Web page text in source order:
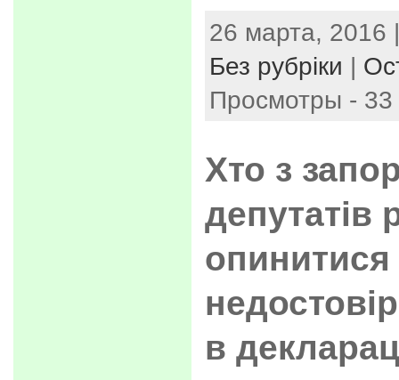
26 марта, 2016
Без рубріки |
Просмотры - 33
Хто з
депутатів
опинитися
в